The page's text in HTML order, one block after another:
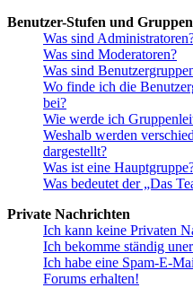
Benutzer-Stufen und Gruppen
Was sind
Was sind Moderatoren?
Was sind
Wo finde ich die
bei?
Wie werde ich
Weshalb werden
dargestellt?
Was ist eine
Was bedeutet der „Das
Private Nachrichten
Ich kann keine Privaten
Ich bekomme ständig
Ich habe eine Spam-E-
Forums erhalten!